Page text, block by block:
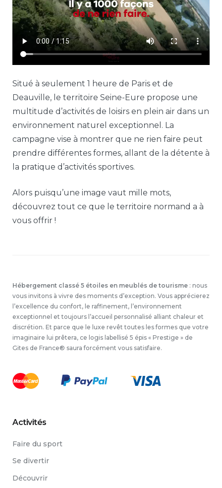
Situé à seulement 1 heure de Paris et de
Deauville, le territoire Seine-Eure propose une
multitude d’activités de loisirs en plein air dans un
environnement naturel exceptionnel. La
campagne vise à montrer que ne rien faire peut
prendre différentes formes, allant de la détente à
la pratique d’activités sportives.
Alors puisqu’une image vaut mille mots,
découvrez tout ce que le territoire normand a à
vous offrir !
Hébergement classé 5 étoiles en meublés de tourisme : nous
vous invitons à vivre des moments d’exception. Vous apprécierez
l’excellence du confort, le raffinement, l’environnement
exceptionnel et toujours l’accueil personnalisé alliant chaleur et
discrétion. Et parce que le luxe revêt toutes les formes que votre
imaginaire lui prêtera, ce logis labellisé 5 épis « Prestige » de
Gites de France® saura forcément vous satisfaire.
Activités
Faire du sport
Se divertir
Découvrir